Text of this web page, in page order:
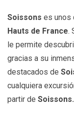
Soissons es unos
Hauts de France.
le permite
gracias a su
destacados de
cualquiera
partir de Soissons.